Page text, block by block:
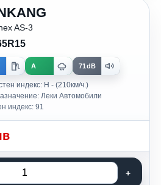
AS-3
A 71dB
индекс: H - (210км/ч.)
Леки Автомобили
индекс: 91